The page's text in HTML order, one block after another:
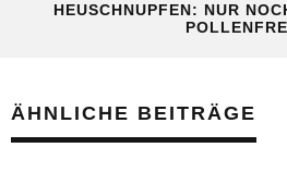
HEUSCHNUPFEN: NUR
ÄHNLICHE BEITRÄGE